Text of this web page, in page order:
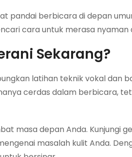
pandai berbicara di depan
cara untuk merasa nyaman
Sekarang?
latihan teknik vokal dan
cerdas dalam berbicara,
masa depan Anda. Kunjungi
masalah kulit Anda.